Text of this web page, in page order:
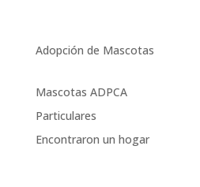
Adopción de Mascotas
Mascotas ADPCA
Particulares
Encontraron un hogar